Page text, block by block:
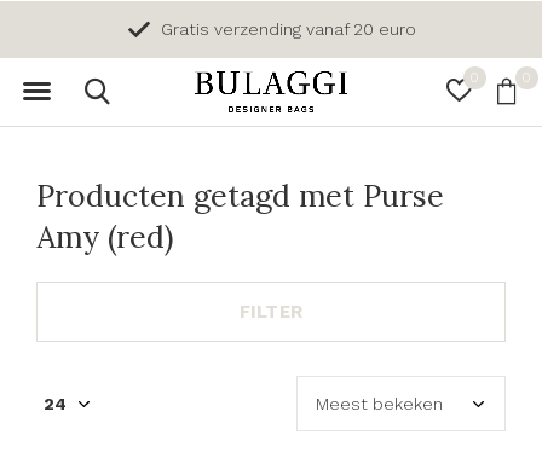
0 0
Gratis verzending vanaf 20 euro
Producten getagd met Purse
Amy (red)
FILTER